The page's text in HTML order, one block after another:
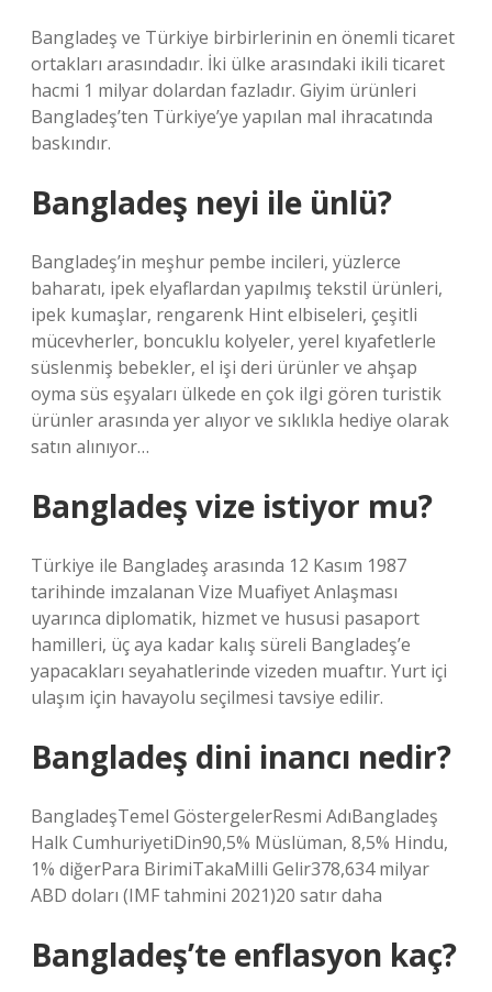
Bangladeş ve Türkiye birbirlerinin en önemli ticaret
ortakları arasındadır. İki ülke arasındaki ikili ticaret
hacmi 1 milyar dolardan fazladır. Giyim ürünleri
Bangladeş’ten Türkiye’ye yapılan mal ihracatında
baskındır.
Bangladeş neyi ile ünlü?
Bangladeş’in meşhur pembe incileri, yüzlerce
baharatı, ipek elyaflardan yapılmış tekstil ürünleri,
ipek kumaşlar, rengarenk Hint elbiseleri, çeşitli
mücevherler, boncuklu kolyeler, yerel kıyafetlerle
süslenmiş bebekler, el işi deri ürünler ve ahşap
oyma süs eşyaları ülkede en çok ilgi gören turistik
ürünler arasında yer alıyor ve sıklıkla hediye olarak
satın alınıyor…
Bangladeş vize istiyor mu?
Türkiye ile Bangladeş arasında 12 Kasım 1987
tarihinde imzalanan Vize Muafiyet Anlaşması
uyarınca diplomatik, hizmet ve hususi pasaport
hamilleri, üç aya kadar kalış süreli Bangladeş’e
yapacakları seyahatlerinde vizeden muaftır. Yurt içi
ulaşım için havayolu seçilmesi tavsiye edilir.
Bangladeş dini inancı nedir?
BangladeşTemel GöstergelerResmi AdıBangladeş
Halk CumhuriyetiDin90,5% Müslüman, 8,5% Hindu,
1% diğerPara BirimiTakaMilli Gelir378,634 milyar
ABD doları (IMF tahmini 2021)20 satır daha
Bangladeş’te enflasyon kaç?